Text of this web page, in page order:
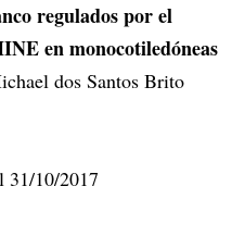
regulados por el
en monocotiledóneas
dos Santos Brito
31/10/2017